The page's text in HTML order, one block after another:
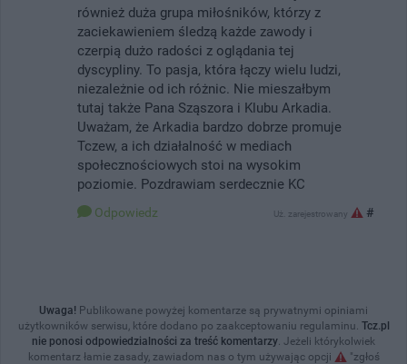
również duża grupa miłośników, którzy z
zaciekawieniem śledzą każde zawody i
czerpią dużo radości z oglądania tej
dyscypliny. To pasja, która łączy wielu ludzi,
niezależnie od ich różnic. Nie mieszałbym
tutaj także Pana Sząszora i Klubu Arkadia.
Uważam, że Arkadia bardzo dobrze promuje
Tczew, a ich działalność w mediach
społecznościowych stoi na wysokim
poziomie. Pozdrawiam serdecznie KC
Odpowiedz Uż. zarejestrowany #
Uwaga! Publikowane powyżej komentarze są prywatnymi opiniami
użytkowników serwisu, które dodano po zaakceptowaniu regulaminu. Tcz.pl
nie ponosi odpowiedzialności za treść komentarzy. Jeżeli którykolwiek
komentarz łamie zasady, zawiadom nas o tym używając opcji
"zgłoś